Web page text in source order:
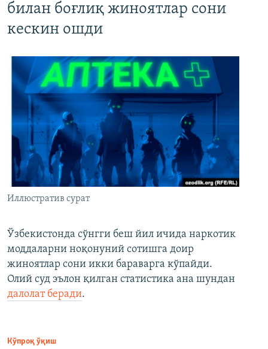
билан боғлиқ жиноятлар сони
кескин ошди
Иллюстратив сурат
Ўзбекистонда сўнгги беш йил ичида наркотик
моддаларни ноқонуний сотишга доир
жиноятлар сони икки бараварга кўпайди.
Олий суд эълон қилган статистика ана шундан
далолат беради.
Кўпроқ ўқиш